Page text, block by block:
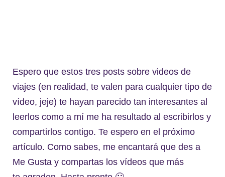
Espero que estos tres posts sobre videos de
viajes (en realidad, te valen para cualquier tipo de
vídeo, jeje) te hayan parecido tan interesantes al
leerlos como a mí me ha resultado al escribirlos y
compartirlos contigo. Te espero en el próximo
artículo. Como sabes, me encantará que des a
Me Gusta y compartas los vídeos que más